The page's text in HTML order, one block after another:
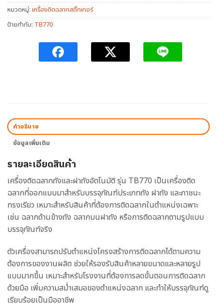
หมวดหมู่: เครื่องติดฉลากสติ๊กเกอร์
ป้ายกำกับ: TB770
คำอธิบาย
ข้อมูลเพิ่มเติม
รายละเอียดสินค้า
เครื่องติดฉลากถังและฝาถังอัตโนมัติ รุ่น TB770 เป็นเครื่องติด
ฉลากที่ออกแบบมาสำหรับบรรจุภัณฑ์ประเภทถัง ฝาถัง และภาชนะ
ทรงเรียว เหมาะสำหรับสินค้าที่ต้องการติดฉลากในตำแหน่งเฉพาะ
เช่น ฉลากด้านข้างถัง ฉลากบนฝาถัง หรือการติดฉลากตามรูปแบบ
บรรจุภัณฑ์จริง
ตัวเครื่องสามารถปรับตำแหน่งโครงสร้างการติดฉลากได้ตามความ
ต้องการของงานผลิต ช่วยให้รองรับสินค้าหลายขนาดและหลายรูป
แบบมากขึ้น เหมาะสำหรับโรงงานที่ต้องการลดขั้นตอนการติดฉลาก
ด้วยมือ เพิ่มความสม่ำเสมอของตำแหน่งฉลาก และทำให้บรรจุภัณฑ์ดู
เรียบร้อยเป็นมืออาชีพ